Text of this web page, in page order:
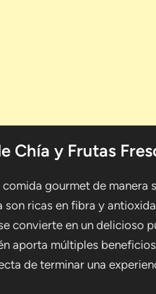
Chía y Frutas
comida gourmet de manera
son ricas en fibra y
convierte en un delicioso
aporta múltiples
de terminar una